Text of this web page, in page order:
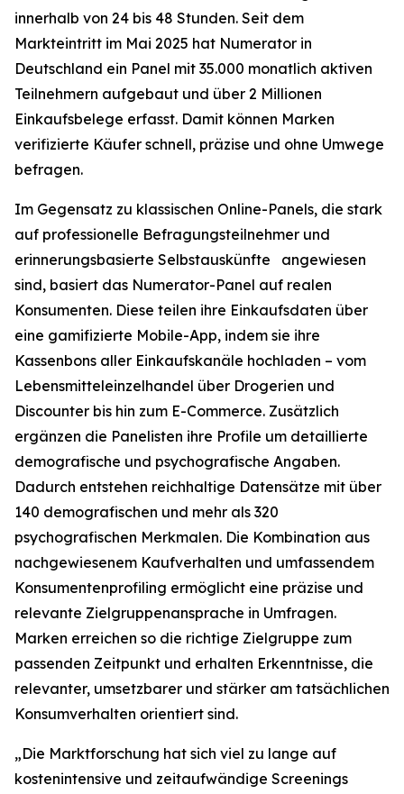
innerhalb von 24 bis 48 Stunden. Seit dem
Markteintritt im Mai 2025 hat Numerator in
Deutschland ein Panel mit 35.000 monatlich aktiven
Teilnehmern aufgebaut und über 2 Millionen
Einkaufsbelege erfasst. Damit können Marken
verifizierte Käufer schnell, präzise und ohne Umwege
befragen.
Im Gegensatz zu klassischen Online-Panels, die stark
auf professionelle Befragungsteilnehmer und
erinnerungsbasierte Selbstauskünfte angewiesen
sind, basiert das Numerator-Panel auf realen
Konsumenten. Diese teilen ihre Einkaufsdaten über
eine gamifizierte Mobile-App, indem sie ihre
Kassenbons aller Einkaufskanäle hochladen – vom
Lebensmitteleinzelhandel über Drogerien und
Discounter bis hin zum E-Commerce. Zusätzlich
ergänzen die Panelisten ihre Profile um detaillierte
demografische und psychografische Angaben.
Dadurch entstehen reichhaltige Datensätze mit über
140 demografischen und mehr als 320
psychografischen Merkmalen. Die Kombination aus
nachgewiesenem Kaufverhalten und umfassendem
Konsumentenprofiling ermöglicht eine präzise und
relevante Zielgruppenansprache in Umfragen.
Marken erreichen so die richtige Zielgruppe zum
passenden Zeitpunkt und erhalten Erkenntnisse, die
relevanter, umsetzbarer und stärker am tatsächlichen
Konsumverhalten orientiert sind.
„Die Marktforschung hat sich viel zu lange auf
kostenintensive und zeitaufwändige Screenings